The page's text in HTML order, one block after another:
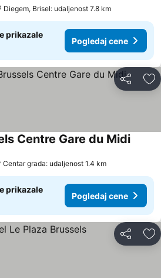
Diegem, Brisel: udaljenost 7.8 km
prikazale
Pogledaj cene
Deli
Centre Gare du Midi
Centar grada: udaljenost 1.4 km
prikazale
Pogledaj cene
Deli